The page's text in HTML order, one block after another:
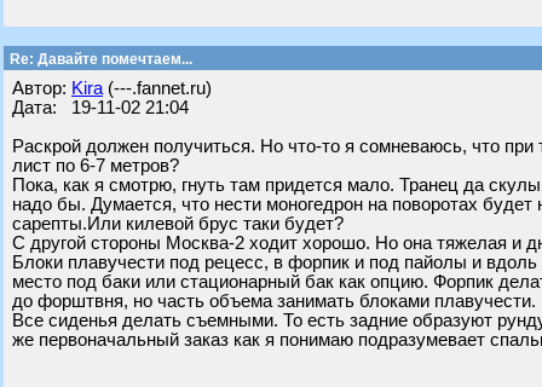
Re: Давайте помечтаем...
Автор: Kira (---.fannet.ru)
Дата: 19-11-02 21:04
Раскрой должен получиться. Но что-то я сомневаюсь, что
лист по 6-7 метров?
Пока, как я смотрю, гнуть там придется мало. Транец да
надо бы. Думается, что нести моногедрон на поворотах
сарепты.Или килевой брус таки будет?
С другой стороны Москва-2 ходит хорошо. Но она тяжелая и
Блоки плавучести под рецесс, в форпик и под пайолы и
место под баки или стационарный бак как опцию. Форпик
до форштвня, но часть объема занимать блоками плавучести.
Все сиденья делать съемными. То есть задние образуют
же первоначальный заказ как я понимаю подразумевает